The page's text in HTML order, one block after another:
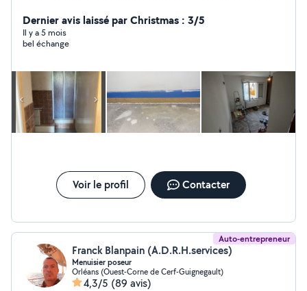
Dernier avis laissé par Christmas : 3/5
Il y a 5 mois
bel échange
Voir le profil Contacter
Auto-entrepreneur
Franck Blanpain (A.D.R.H.services)
Menuisier poseur
Orléans (Ouest-Corne de Cerf-Guignegault)
4,3/5 (89 avis)